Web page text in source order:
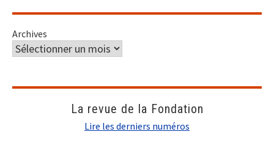
Archives
La revue de la Fondation
Lire les derniers numéros